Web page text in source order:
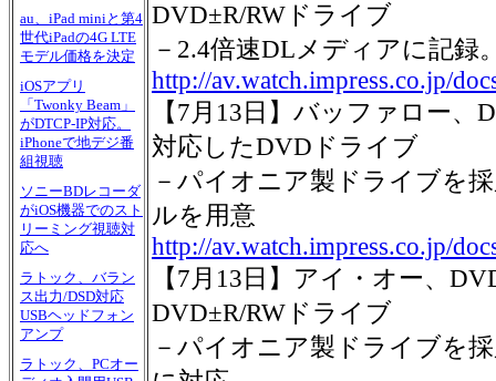
au、iPad miniと第4
世代iPadの4G LTE
モデル価格を決定
iOSアプリ
「Twonky Beam」
がDTCP-IP対応。
iPhoneで地デジ番
組視聴
ソニーBDレコーダ
がiOS機器でのスト
リーミング視聴対
応へ
ラトック、バラン
ス出力/DSD対応
USBヘッドフォン
アンプ
ラトック、PCオー
DVD±R/RWドライブ
－2.4倍速DLメディアに記録
http://av.watch.impress.co.jp/
【7月13日】バッファロー、
対応したDVDドライブ
－パイオニア製ドライブを
ルを用意
http://av.watch.impress.co.jp/
【7月13日】アイ・オー、
DVD±R/RWドライブ
－パイオニア製ドライブを